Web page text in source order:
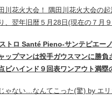
川花火大会！ 隅田川花火大会の
、翌年旧暦５月28日(現在の７月
ストロ Santé Pieno-サンテピエ
ップマンは投手ガウスマンに勝
ビハインド９回表ワンアウト満
ゃない…なんてこった(驚) by エ